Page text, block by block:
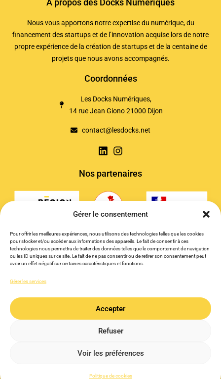
Gérer le consentement
Pour offrir les meilleures expériences, nous utilisons des technologies telles que les cookies
pour stocker et/ou accéder aux informations des appareils. Le fait de consentir à ces
technologies nous permettra de traiter des données telles que le comportement de navigation
ou les ID uniques sur ce site. Le fait de ne pas consentir ou de retirer son consentement peut
avoir un effet négatif sur certaines caractéristiques et fonctions.
Gérer les services
Accepter
Refuser
Voir les préférences
Politique de cookies
À propos des Docks Numériques
Nous vous apportons notre expertise du numérique, du
financement des startups et de l’innovation acquise lors de notre
propre expérience de la création de startups et de la centaine de
projets que nous avons accompagnés.
Coordonnées
Les Docks Numériques,
14 rue Jean Giono 21000 Dijon
contact@lesdocks.net
Nos partenaires
Site réalisé par VBAUDRY
PARTICIPE A LA PROCHAINE RENCONTRE DU CLUB DES